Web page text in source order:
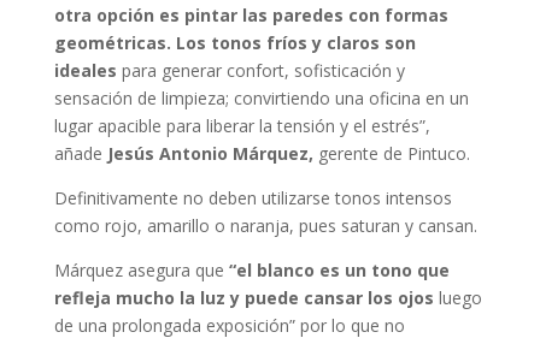
otra opción es pintar las paredes con formas
geométricas. Los tonos fríos y claros son
ideales para generar confort, sofisticación y
sensación de limpieza; convirtiendo una oficina en un
lugar apacible para liberar la tensión y el estrés”,
añade Jesús Antonio Márquez, gerente de Pintuco.
Definitivamente no deben utilizarse tonos intensos
como rojo, amarillo o naranja, pues saturan y cansan.
Márquez asegura que “el blanco es un tono que
refleja mucho la luz y puede cansar los ojos luego
de una prolongada exposición” por lo que no